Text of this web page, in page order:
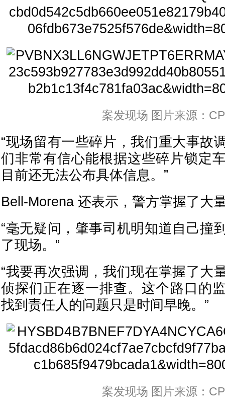
案发现场 图片来源：
“现场留有一些碎片，我们重大事故
们非常有信心能根据这些碎片锁定
目前还无法公布具体信息。”
Bell-Morena 还表示，警方掌握了大
“毫无疑问，肇事司机明知道自己撞
了现场。”
“我要再次强调，我们现在掌握了大
侦探们正在逐一排查。这个路口的
找到责任人的问题只是时间早晚。”
案发现场 图片来源：